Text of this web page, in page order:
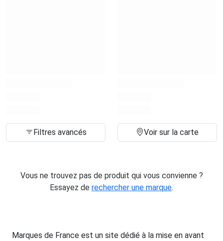
Filtres avancés Voir sur la carte
Vous ne trouvez pas de produit qui vous convienne ?
Essayez de rechercher une marque.
Marques de France est un site dédié à la mise en avant